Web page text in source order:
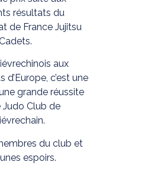
résultats du
de France Jujitsu
aux
c’est une
grande réussite
Judo Club de
du club et
espoirs.